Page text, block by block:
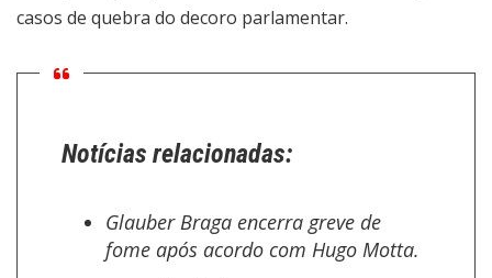
casos de quebra do decoro parlamentar.
Notícias relacionadas:
Glauber Braga encerra greve de
fome após acordo com Hugo Motta.